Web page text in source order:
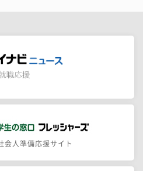
会人準備応援サイト